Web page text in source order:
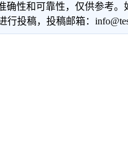
性和可靠性，仅供参考
投稿，投稿邮箱：